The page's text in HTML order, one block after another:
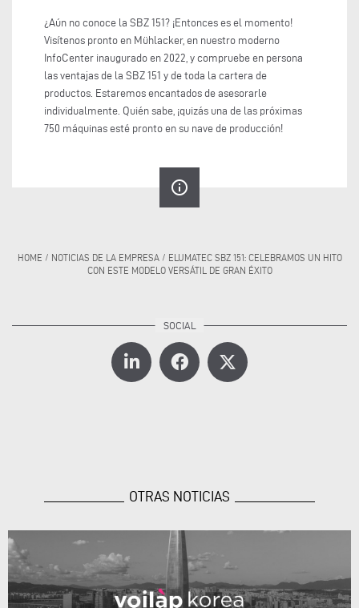
¿Aún no conoce la SBZ 151? ¡Entonces es el momento!
Visítenos pronto en Mühlacker, en nuestro moderno
InfoCenter inaugurado en 2022, y compruebe en persona
las ventajas de la SBZ 151 y de toda la cartera de
productos. Estaremos encantados de asesorarle
individualmente. Quién sabe, ¡quizás una de las próximas
750 máquinas esté pronto en su nave de producción!
info_outline
HOME / NOTICIAS DE LA EMPRESA/ ELUMATEC SBZ 151: CELEBRAMOS UN HITO
CON ESTE MODELO VERSÁTIL DE GRAN ÉXITO
OTRAS NOTICIAS